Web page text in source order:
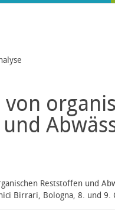
Reststoffen und
Birrari, Bologna, 8. und 9.